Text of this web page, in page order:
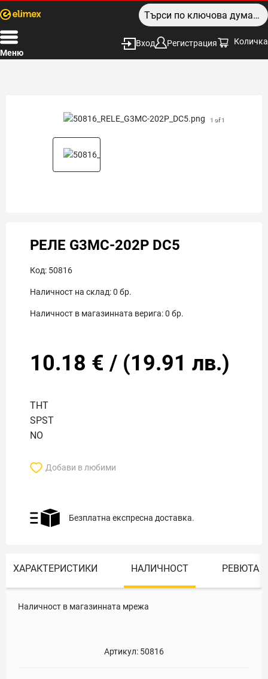
Меню
Вход Регистрация Количка
1 of 1
РЕЛЕ G3MC-202P DC5
Код: 50816
Наличност на склад:0 бр.
Наличност в магазинната верига:0 бр.
10.18 € / (19.91 лв.)
THT
SPST
NO
Добави в любими
Безплатна експресна доставка.
ХАРАКТЕРИСТИКИ НАЛИЧНОСТ РЕВЮТА
Наличност в магазинната мрежа
Артикул: 50816